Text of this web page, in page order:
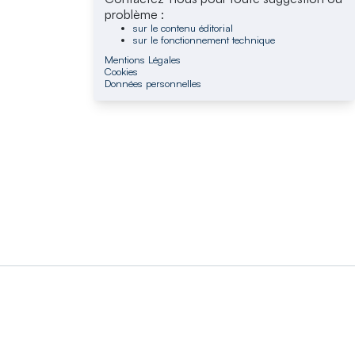
problème :
sur le contenu éditorial
sur le fonctionnement technique
Mentions Légales
Cookies
Données personnelles